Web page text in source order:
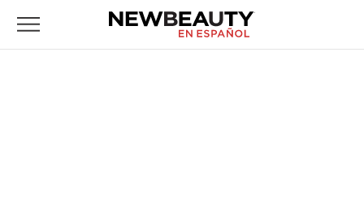
Primary
NewBeauty